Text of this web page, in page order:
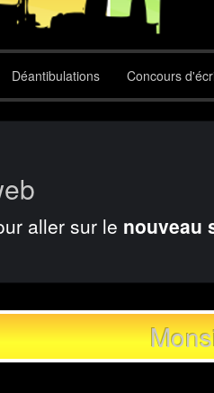
Déantibulations Concours
aller sur le nouveau